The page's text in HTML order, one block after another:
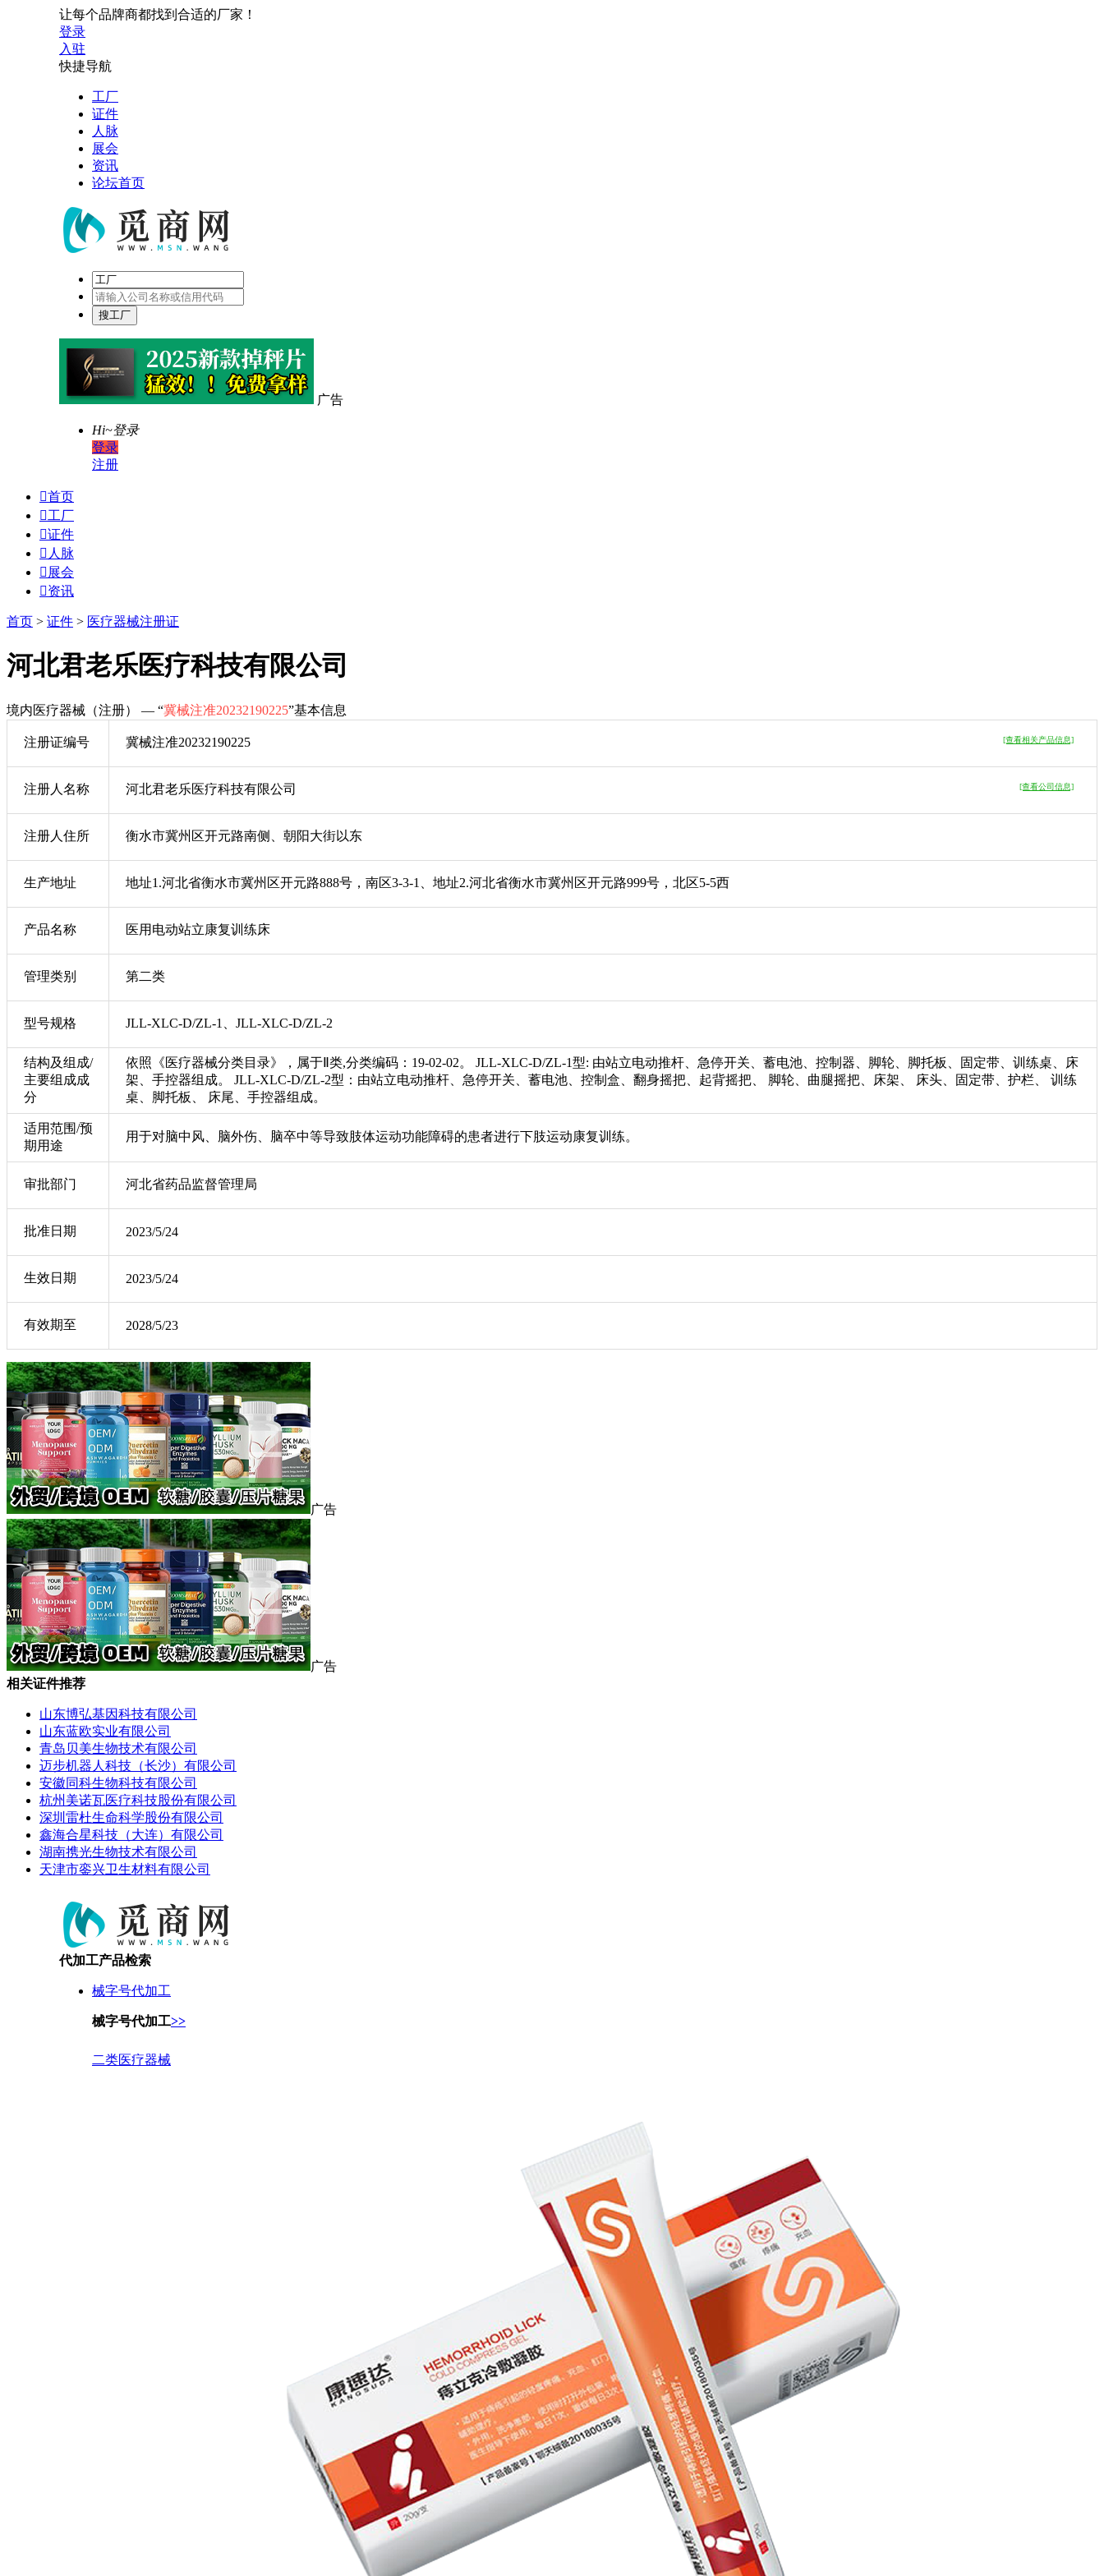
让每个品牌商都找到合适的厂家！
登录
入驻
快捷导航
工厂
证件
人脉
展会
资讯
论坛首页
广告
Hi~登录
登录
注册
首页
工厂
证件
 人脉
 展会
资讯
首页 > 证件 > 医疗器械注册证
河北君老乐医疗科技有限公司
境内医疗器械（注册） — “冀械注准20232190225”基本信息
注册证编号 冀械注准20232190225 [查看相关产品信息]
注册人名称 河北君老乐医疗科技有限公司 [查看公司信息]
注册人住所 衡水市冀州区开元路南侧、朝阳大街以东
生产地址 地址1.河北省衡水市冀州区开元路888号，南区3-3-1、地址2.河北省衡水市冀州区开元路999号，北区5-5西
产品名称 医用电动站立康复训练床
管理类别 第二类
型号规格 JLL-XLC-D/ZL-1、JLL-XLC-D/ZL-2
结构及组成/
主要组成成
分
依照《医疗器械分类目录》，属于Ⅱ类,分类编码：19-02-02。 JLL-XLC-D/ZL-1型: 由站立电动推杆、急停开关、蓄电池、控制器、脚轮、脚托板、固定带、训练桌、床
架、手控器组成。 JLL-XLC-D/ZL-2型：由站立电动推杆、急停开关、蓄电池、控制盒、翻身摇把、起背摇把、 脚轮、曲腿摇把、床架、 床头、固定带、护栏、 训练
桌、脚托板、 床尾、手控器组成。
适用范围/预
期用途
用于对脑中风、脑外伤、脑卒中等导致肢体运动功能障碍的患者进行下肢运动康复训练。
审批部门 河北省药品监督管理局
批准日期 2023/5/24
生效日期 2023/5/24
有效期至 2028/5/23
广告
广告
相关证件推荐
山东博弘基因科技有限公司
山东蓝欧实业有限公司
青岛贝美生物技术有限公司
迈步机器人科技（长沙）有限公司
安徽同科生物科技有限公司
杭州美诺瓦医疗科技股份有限公司
深圳雷杜生命科学股份有限公司
鑫海合星科技（大连）有限公司
湖南携光生物技术有限公司
天津市銮兴卫生材料有限公司
代加工产品检索
械字号代加工
械字号代加工>>
二类医疗器械